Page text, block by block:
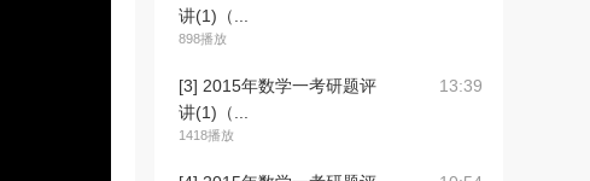
讲(1)（...
898播放
[3] 2015年数学一考研题评
讲(1)（...
1418播放
13:39